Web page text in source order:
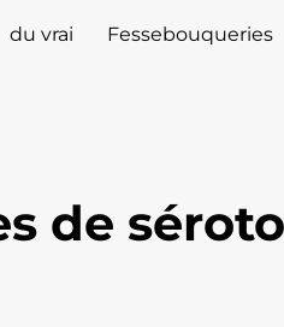
du vrai Fessebouqueries
de